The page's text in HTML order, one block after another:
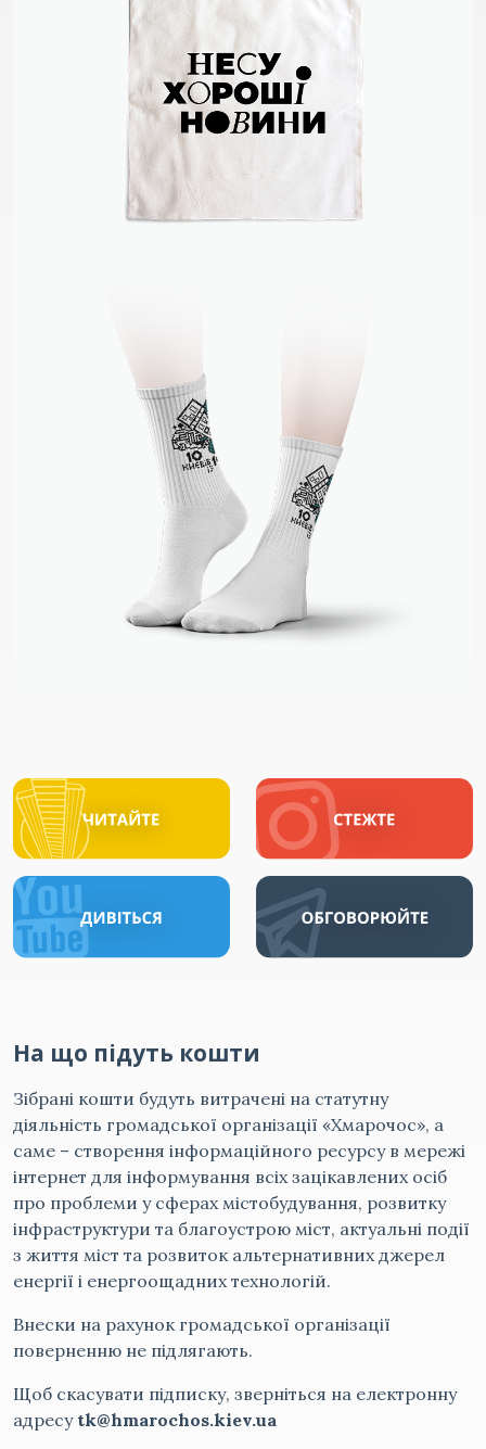
На що підуть кошти
Зібрані кошти будуть витрачені на статутну
діяльність громадської організації «Хмарочос», а
саме – створення інформаційного ресурсу в мережі
інтернет для інформування всіх зацікавлених осіб
про проблеми у сферах містобудування, розвитку
інфраструктури та благоустрою міст, актуальні події
з життя міст та розвиток альтернативних джерел
енергії і енергоощадних технологій.
Внески на рахунок громадської організації
поверненню не підлягають.
Щоб скасувати підписку, зверніться на електронну
адресу tk@hmarochos.kiev.ua